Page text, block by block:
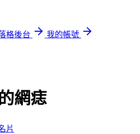
格後台
我的帳號
網痣
片